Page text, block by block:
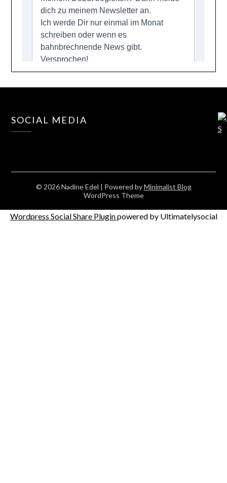
SOCIAL MEDIA
© 2026 Nadine Edel | Powered byMinimalist Blog
WordPress Theme
Wordpress Social Share Pluginpowered by Ultimatelysocial